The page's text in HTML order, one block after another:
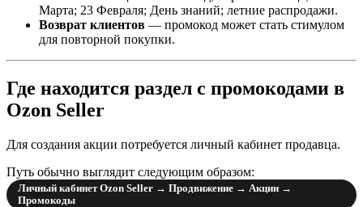
Марта; 23 Февраля; День знаний; летние распродажи.
Возврат клиентов — промокод может стать стимулом
для повторной покупки.
Где находится раздел с промокодами в
Ozon Seller
Для создания акции потребуется личный кабинет продавца.
Путь обычно выглядит следующим образом:
Личный кабинет Ozon Seller → Продвижение → Акции →
Промокоды